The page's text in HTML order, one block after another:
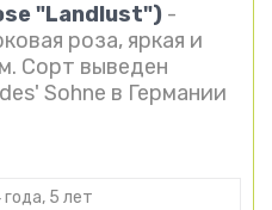
"Landlust") -
роза, яркая и
Сорт выведен
Sohne в Германии
года, 5 лет